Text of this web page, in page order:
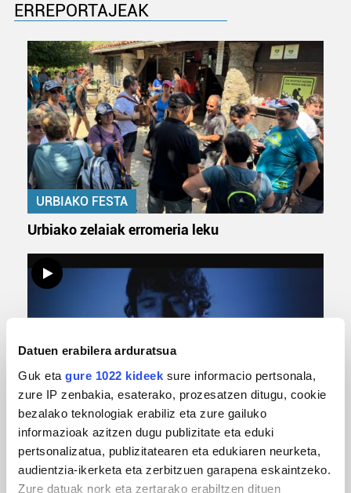
Datuen erabilera arduratsua
Guk eta gure 1022 kideek sure informacio pertsonala,
zure IP zenbakia, esaterako, prozesatzen ditugu, cookie
bezalako teknologiak erabiliz eta zure gailuko
informazioak azitzen dugu publizitate eta eduki
pertsonalizatua, publizitatearen eta edukiaren neurketa,
audientzia-ikerketa eta zerbitzuen garapena eskaintzeko.
Zure datuak nork eta zertarako erabiltzen dituen
ERREPORTAJEAK
URBIAKO FESTA
Urbiako zelaiak erromeria leku
MUSIKA
Odik berria ezagutzeko aukera 'KimiK' eta
'Amaaaa!' abestiekin